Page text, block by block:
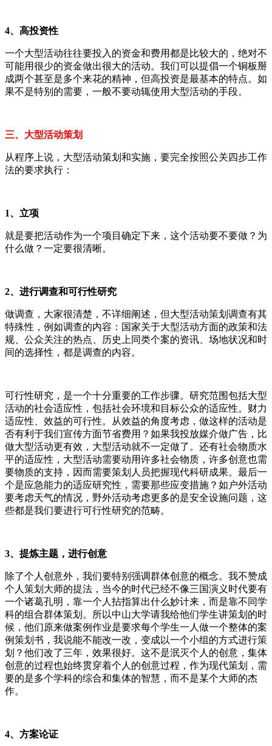
4、高投资性
一个大型活动往往要投入的资金和费用都是比较大的，绝对不
可能用很少的资金做出很大的活动。我们可以提倡一个铜板掰
成两个甚至是多个来花的精神，但高投资是最基本的特点。如
果不是特别的需要，一般不要动辄使用大型活动的手段。
三、大型活动策划
从程序上说，大型活动策划和实施，要完全按照公关四步工作
法的要求执行：
1、立项
就是要把活动作为一个项目确定下来，这个活动要不要做？为
什么做？一定要很清晰。
2、进行调查和可行性研究
做调查，大家很清楚，不详细阐述，但大型活动策划调查有其
特殊性，例如调查的内容：国家关于大型活动方面的政策和法
规、公众关注的热点、历史上同类个案的资讯、场地状况和时
间的选择性，都是调查的内容。
可行性研究，是一个十分重要的工作步骤。研究范围包括大型
活动的社会适应性，包括社会环境和目标公众的适应性。财力
适应性、效益的可行性。从效益的角度考虑，做这样的活动是
否有利于我们宣传方面节省费用？如果我投放媒介做广告，比
做大型活动更有效，大型活动就不一定做了。还有社会物质水
平的适应性，大型活动需要动用许多社会物质，许多创意也需
要物质的支持，因而需要策划人员把握现代科研成果。最后一
个是应急能力的适应研究性，需要那些应变措施？如户外活动
要考虑天气的情况，野外活动考虑更多的是安全设施问题，这
些都是我们要进行可行性研究的范畴。
3、提炼主题，进行创意
除了个人创意外，我们要特别强调群体创意的概念。我不赞成
个人策划大师的提法，当今的时代已经不像三国演义时代要有
一个诸葛孔明，靠一个人拈指算出什么妙计来，而是靠不同学
科的组合群体策划。所以中山大学请我给他们学生讲策划的时
候，他们原来做案例作业是要求每个学生一人做一个整体的案
例策划书，我说能不能改一改，变成以一个小组的方式进行策
划？他们改了三年，效果很好。这不是泯灭个人的创意，集体
创意的过程也始终贯穿着个人的创意过程，作为现代策划，需
要的是多个学科的综合和集体的智慧，而不是某个大师的杰
作。
4、方案论证